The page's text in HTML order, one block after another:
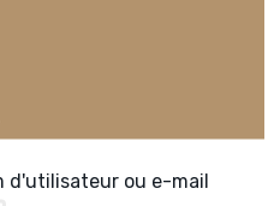
d'utilisateur ou e-mail